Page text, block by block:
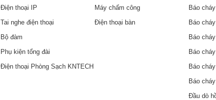
Điện thoại IP
Tai nghe điện thoại
Bộ đàm
Phụ kiện tổng đài
Điện thoại Phòng Sạch KNTECH
Máy chấm công
Điện thoại bàn
Báo
Báo
Báo
Báo
Báo
Báo
Đầu dò